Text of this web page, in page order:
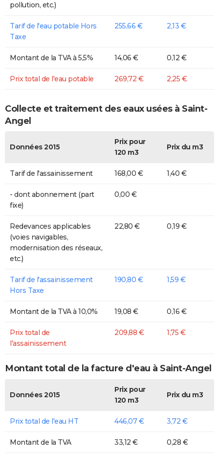
pollution, etc.)
Tarif de l'eau potable Hors
Taxe
255,66 € 2,13 €
Montant de la TVA à 5,5% 14,06 € 0,12 €
Prix total de l'eau potable 269,72 € 2,25 €
Collecte et traitement des eaux usées à Saint-
Angel
Données 2015
Prix pour
120 m3
Prix du m3
Tarif de l'assainissement 168,00 € 1,40 €
- dont abonnement (part
fixe)
0,00 €
Redevances applicables
(voies navigables,
modernisation des réseaux,
etc.)
22,80 € 0,19 €
Tarif de l'assainissement
Hors Taxe
190,80 € 1,59 €
Montant de la TVA à 10,0% 19,08 € 0,16 €
Prix total de
l'assainissement
209,88 € 1,75 €
Montant total de la facture d'eau à Saint-Angel
Données 2015
Prix pour
120 m3
Prix du m3
Prix total de l'eau HT 446,07 € 3,72 €
Montant de la TVA 33,12 € 0,28 €